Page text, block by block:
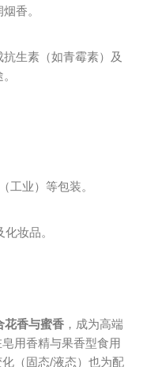
香。
生素（如青霉素）及
工业）等包装。
妆品。
花香与蜜香 ‌，成为高端
皂用香精与果香型食用
（固态/液态）也为配